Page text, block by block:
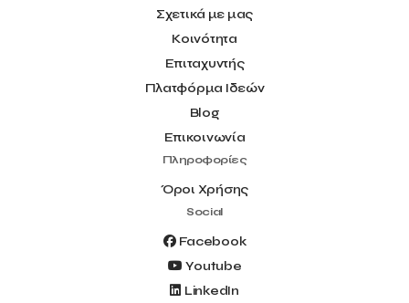
Σχετικά με μας
Κοινότητα
Επιταχυντής
Πλατφόρμα Ιδεών
Blog
Επικοινωνία
Πληροφορίες
Όροι Χρήσης
Social
Facebook
Youtube
LinkedIn